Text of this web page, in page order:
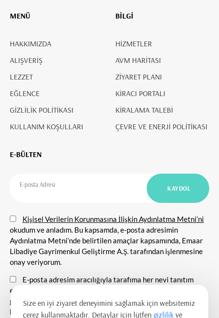
MENÜ
HAKKIMIZDA
ALIŞVERİŞ
LEZZET
EĞLENCE
GİZLİLİK POLİTİKASI
KULLANIM KOŞULLARI
BİLGİ
HİZMETLER
AVM HARİTASI
ZİYARET PLANI
KİRACI PORTALI
KİRALAMA TALEBİ
ÇEVRE VE ENERJİ POLİTİKASI
E-BÜLTEN
Kişisel Verilerin Korunmasına İlişkin Aydınlatma Metni’ni
okudum ve anladım. Bu kapsamda, e-posta adresimin
Aydınlatma Metni’nde belirtilen amaçlar kapsamında, Emaar
Libadiye Gayrimenkul Geliştirme A.Ş. tarafından işlenmesine
onay veriyorum.
E-posta adresim aracılığıyla tarafıma her nevi tanıtım
etkinlikleri ile ilgili duyuru ve bilgilendirmelerin
gönderilmesine, tanıtım ve pazarlama amacı ile iletişim
kurulmasına ve ticari elektronik ileti gönderilmesine onay
Size en iyi ziyaret deneyimini sağlamak için websitemiz
çerez kullanmaktadır. Detaylar için lütfengizlilik ve